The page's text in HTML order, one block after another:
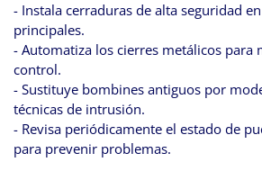
- Instala cerraduras de alta seguridad
principales.
- Automatiza los cierres metálicos para
control.
- Sustituye bombines antiguos por
técnicas de intrusión.
- Revisa periódicamente el estado de
para prevenir problemas.